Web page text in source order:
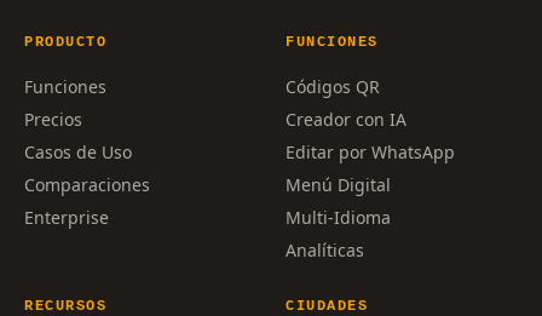
PRODUCTO
Funciones
Precios
Casos de Uso
Comparaciones
Enterprise
FUNCIONES
Códigos QR
Creador con IA
Editar por WhatsApp
Menú Digital
Multi-Idioma
Analíticas
RECURSOS CIUDADES